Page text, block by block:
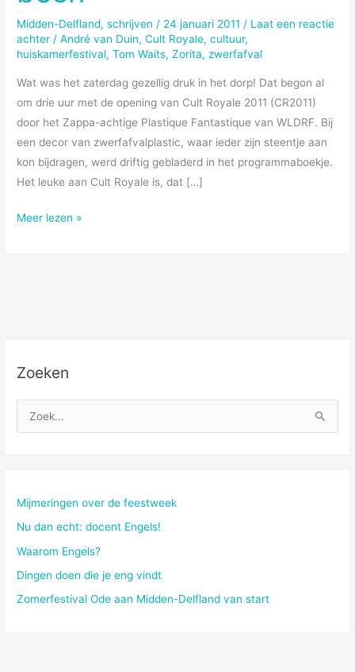
Midden-Delfland,schrijven / 24 januari 2011 / Laat een reactie
achter /André van Duin,Cult Royale,cultuur,
huiskamerfestival,Tom Waits,Zorita, zwerfafval
Wat was het zaterdag gezellig druk in het dorp! Dat begon al
om drie uur met de opening van Cult Royale 2011 (CR2011)
door het Zappa-achtige Plastique Fantastique van WLDRF. Bij
een decor van zwerfafvalplastic, waar ieder zijn steentje aan
kon bijdragen, werd driftig gebladerd in het programmaboekje.
Het leuke aan Cult Royale is, dat […]
Cult
Meer lezen »
Zoeken
o
r
:
Mijmeringen over de feestweek
Nu dan echt: docent Engels!
Waarom Engels?
Dingen doen die je eng vindt
Zomerfestival Ode aan Midden-Delfland van start